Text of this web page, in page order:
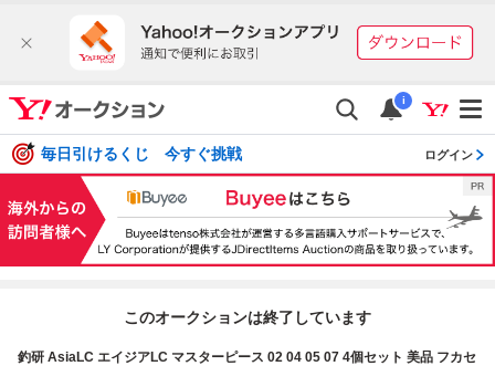
i
毎日引けるくじ 今すぐ挑戦 ログイン
このオークションは終了しています
釣研 AsiaLC エイジアLC マスターピース 02 04 05 07 4個セット 美品 フカセ